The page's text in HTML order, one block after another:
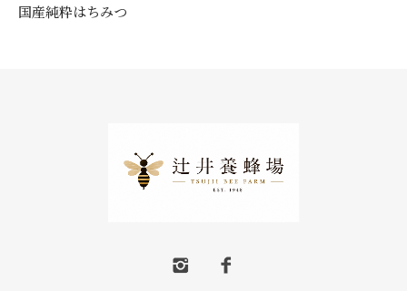
国産純粋はちみつ